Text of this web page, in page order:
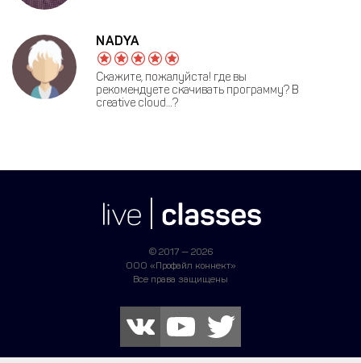
NADYA
Скажите, пожалуйста! где вы
рекомендуете скачивать программу? В
creative cloud…?
© 2017 — 2026
ООО «Профайл коннект»
Все права защищены